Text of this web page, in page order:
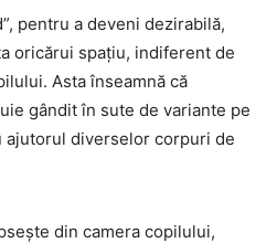
pentru a deveni dezirabilă,
oricărui spațiu, indiferent de
Asta înseamnă că
gândit în sute de variante pe
diverselor corpuri de
din camera copilului,